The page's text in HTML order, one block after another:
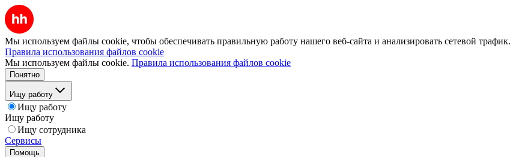
Мы используем файлы cookie, чтобы обеспечивать правильную работу нашего веб-сайта и анализировать сетевой трафик.
Правила использования файлов cookie
Мы используем файлы cookie. Правила использования файлов cookie
Понятно
Ищу работу
Ищу работу
Ищу работу
Ищу сотрудника
Сервисы
Помощь